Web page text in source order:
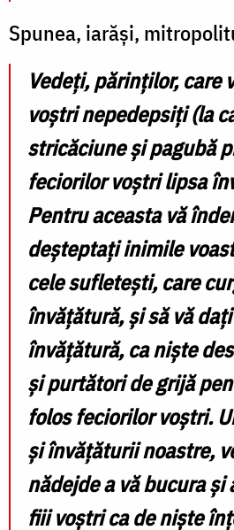
Spunea, iarăşi,
Vedeţi, părinţilor, care
voştri nepedepsiţi (la
stricăciune şi pagubă
feciorilor voştri lipsa
Pentru aceasta vă
deşteptaţi inimile
cele sufleteşti, care
învăţătură, şi să vă
învăţătură, ca nişte
şi purtători de grijă
folos feciorilor voştri.
şi învăţăturii noastre,
nădejde a vă bucura şi
fiii voştri ca de nişte